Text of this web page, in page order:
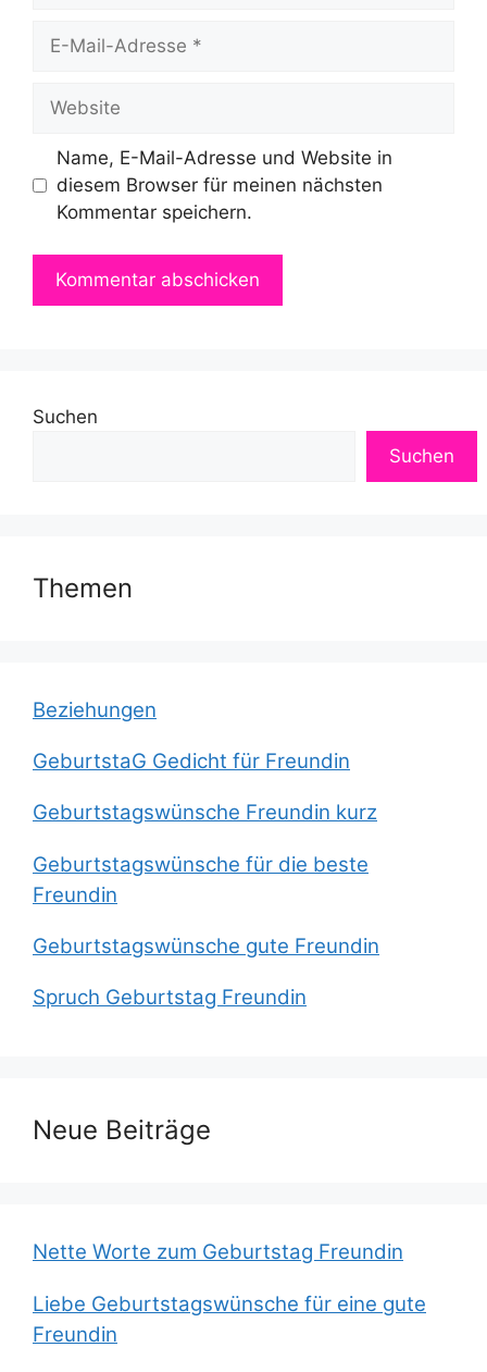
Website
Name, E-Mail-Adresse und Website in
diesem Browser für meinen nächsten
Kommentar speichern.
Suchen
Suchen
Themen
Beziehungen
GeburtstaG Gedicht für Freundin
Geburtstagswünsche Freundin kurz
Geburtstagswünsche für die beste
Freundin
Geburtstagswünsche gute Freundin
Spruch Geburtstag Freundin
Neue Beiträge
Nette Worte zum Geburtstag Freundin
Liebe Geburtstagswünsche für eine gute
Freundin